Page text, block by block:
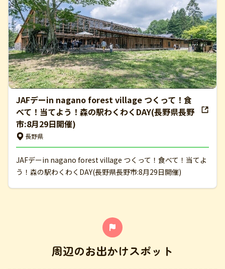
JAFデーin nagano forest village つくって！食
べて！当てよう！森の駅わくわくDAY(長野県長野
市:8月29日開催)
長野県
JAFデーin nagano forest village つくって！食べて！当てよ
う！森の駅わくわくDAY(長野県長野市:8月29日開催)
周辺のお出かけスポット